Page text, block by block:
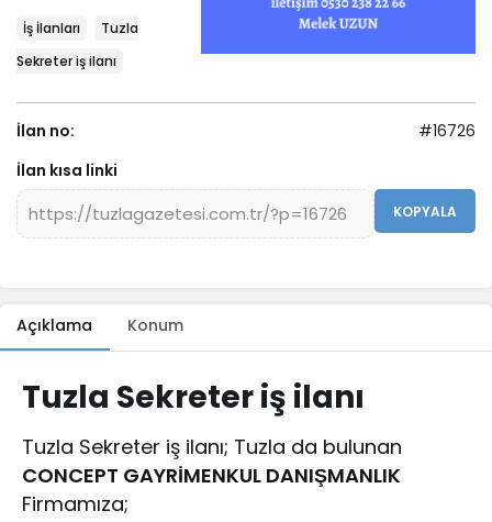
İş İlanları
Tuzla
Sekreter iş ilanı
İlan no:
#16726
İlan kısa linki
KOPYALA
Açıklama Konum
Tuzla Sekreter iş ilanı
Tuzla Sekreter iş ilanı; Tuzla da bulunan
CONCEPT GAYRİMENKUL DANIŞMANLIK
Firmamıza;